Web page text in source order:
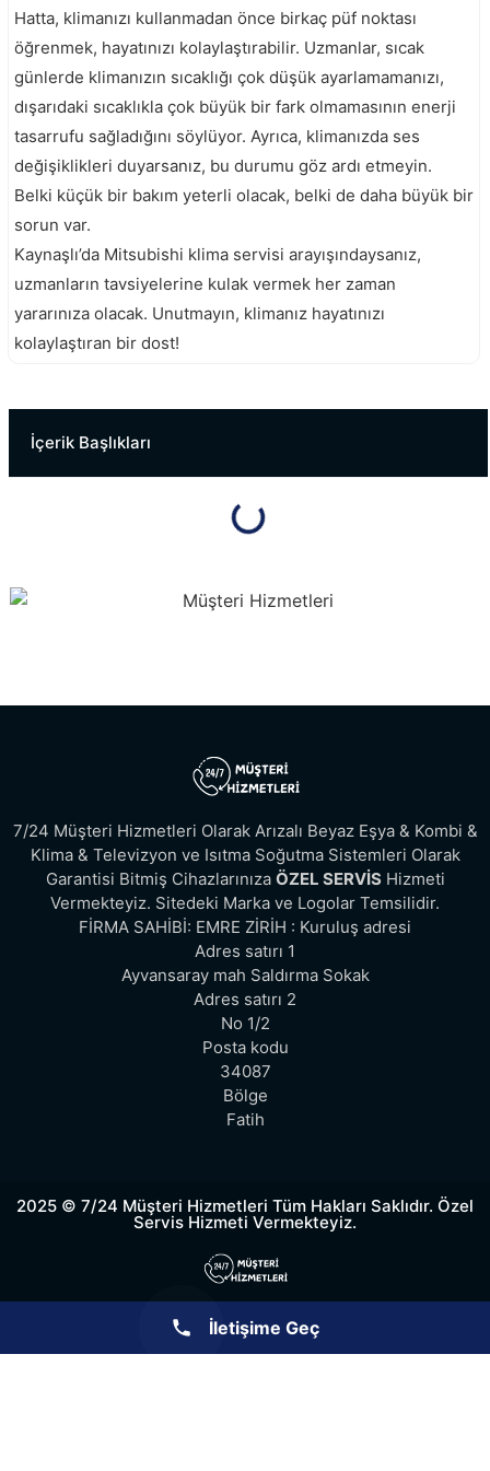
Hatta, klimanızı kullanmadan önce birkaç püf noktası
öğrenmek, hayatınızı kolaylaştırabilir. Uzmanlar, sıcak
günlerde klimanızın sıcaklığı çok düşük ayarlamamanızı,
dışarıdaki sıcaklıkla çok büyük bir fark olmamasının enerji
tasarrufu sağladığını söylüyor. Ayrıca, klimanızda ses
değişiklikleri duyarsanız, bu durumu göz ardı etmeyin.
Belki küçük bir bakım yeterli olacak, belki de daha büyük bir
sorun var.
Kaynaşlı’da Mitsubishi klima servisi arayışındaysanız,
uzmanların tavsiyelerine kulak vermek her zaman
yararınıza olacak. Unutmayın, klimanız hayatınızı
kolaylaştıran bir dost!
İçerik Başlıkları
7/24 Müşteri Hizmetleri Olarak Arızalı Beyaz Eşya & Kombi &
Klima & Televizyon ve Isıtma Soğutma Sistemleri Olarak
Garantisi Bitmiş Cihazlarınıza ÖZEL SERVİSHizmeti
Vermekteyiz. Sitedeki Marka ve Logolar Temsilidir.
FİRMA SAHİBİ: EMRE ZİRİH : Kuruluş adresi
Adres satırı 1
Ayvansaray mah Saldırma Sokak
Adres satırı 2
No 1/2
Posta kodu
34087
Bölge
Fatih
2025 © 7/24 Müşteri Hizmetleri Tüm Hakları Saklıdır. Özel
Servis Hizmeti Vermekteyiz.
İletişime Geç